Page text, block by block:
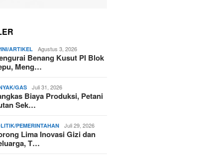
ARTIKEL Agustus 3, 2026
Benang Kusut PI Blok
Meng…
GAS Juli 31, 2026
Biaya Produksi, Petani
Sek…
PEMERINTAHAN Juli 29, 2026
Lima Inovasi Gizi dan
T…